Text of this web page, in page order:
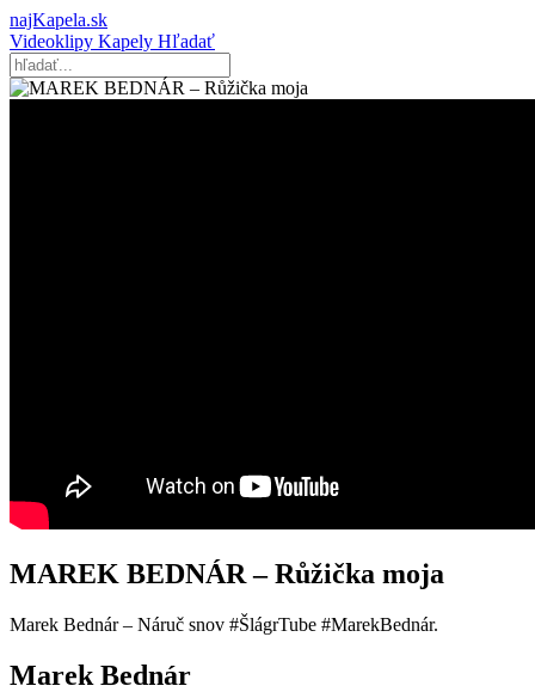
najKapela.sk
Videoklipy Kapely Hľadať
MAREK BEDNÁR – Růžička moja
Marek Bednár – Náruč snov #ŠlágrTube #MarekBednár.
Marek Bednár